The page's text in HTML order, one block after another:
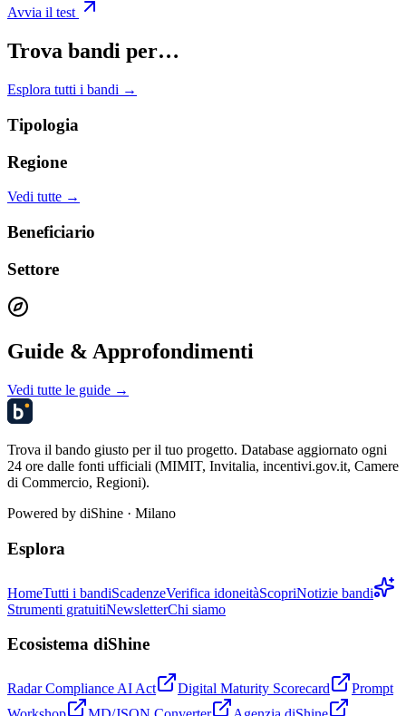
Avvia il test
Trova bandi per…
Esplora tutti i bandi →
Tipologia
Regione
Vedi tutte →
Beneficiario
Settore
Guide & Approfondimenti
Vedi tutte le guide →
Trova il bando giusto per il tuo progetto. Database aggiornato ogni
24 ore dalle fonti ufficiali (MIMIT, Invitalia, incentivi.gov.it, Camere
di Commercio, Regioni).
Powered by diShine · Milano
Esplora
HomeTutti i bandiScadenzeVerifica idoneitàScopriNotizie bandi
Strumenti gratuitiNewsletterChi siamo
Ecosistema diShine
Radar Compliance AI Act Digital Maturity Scorecard
Prompt